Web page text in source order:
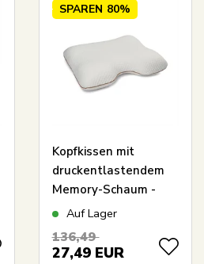
SPAREN 80%
Kopfkissen mit
druckentlastendem
Memory-Schaum -
Relaxy Wave Kissen
Auf Lager
136,49
27,49 EUR